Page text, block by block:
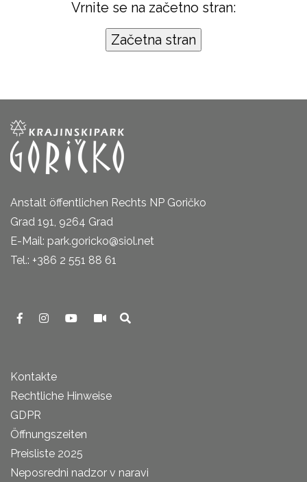
Vrnite se na začetno stran:
Anstalt öffentlichen Rechts NP Goričko
Grad 191, 9264 Grad
E-Mail: park.goricko@siol.net
Tel.: +386 2 551 88 61
Kontakte
Rechtliche Hinweise
GDPR
Öffnungszeiten
Preisliste 2025
Neposredni nadzor v naravi